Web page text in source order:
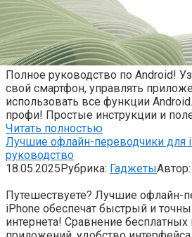
Полное руководство по Android!
свой смартфон, управлять
использовать все функции
профи! Простые инструкции и
Читать полностью
Лучшие офлайн-переводчики для
руководство
18.05.2025Рубрика: ГаджетыАвтор:
Путешествуете? Лучшие офлайн-
iPhone обеспечат быстрый и
интернета! Сравнение бесплатных